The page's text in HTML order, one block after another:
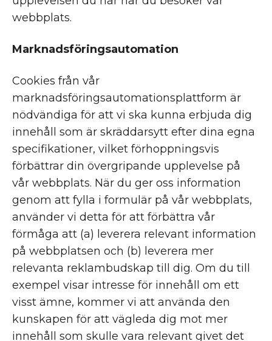
webbplats.
Marknadsföringsautomation
Cookies från vår
marknadsföringsautomationsplattform är
nödvändiga för att vi ska kunna erbjuda dig
innehåll som är skräddarsytt efter dina egna
specifikationer, vilket förhoppningsvis
förbättrar din övergripande upplevelse på
vår webbplats. När du ger oss information
genom att fylla i formulär på vår webbplats,
använder vi detta för att förbättra vår
förmåga att (a) leverera relevant information
på webbplatsen och (b) leverera mer
relevanta reklambudskap till dig. Om du till
exempel visar intresse för innehåll om ett
visst ämne, kommer vi att använda den
kunskapen för att vägleda dig mot mer
innehåll som skulle vara relevant givet det